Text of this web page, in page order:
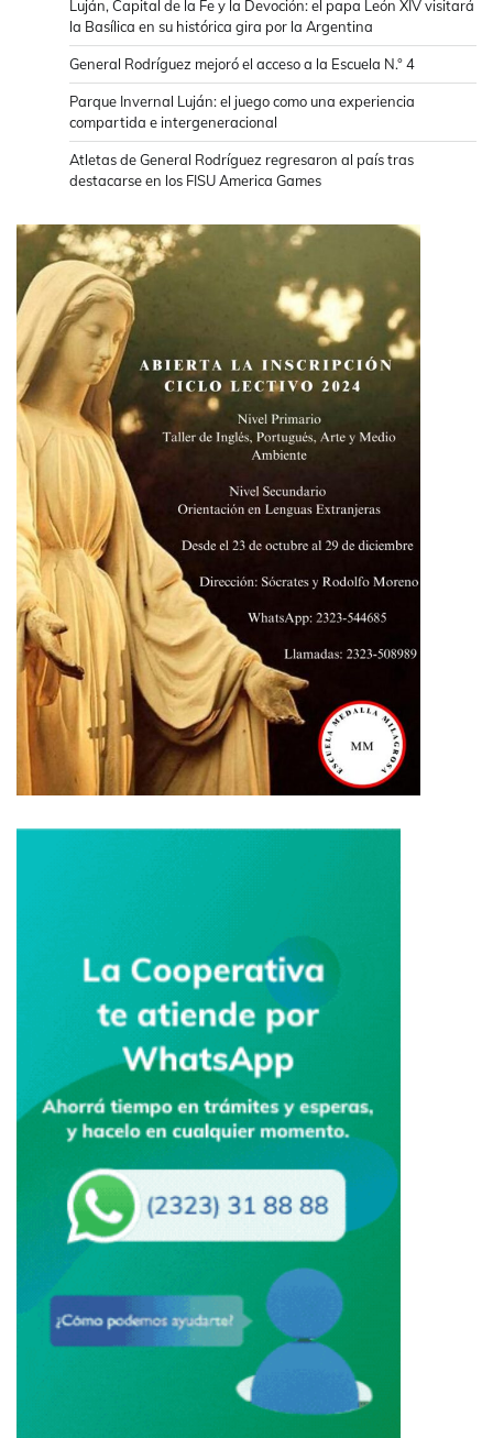
Luján, Capital de la Fe y la Devoción: el papa León XIV visitará
la Basílica en su histórica gira por la Argentina
General Rodríguez mejoró el acceso a la Escuela N.° 4
Parque Invernal Luján: el juego como una experiencia
compartida e intergeneracional
Atletas de General Rodríguez regresaron al país tras
destacarse en los FISU America Games